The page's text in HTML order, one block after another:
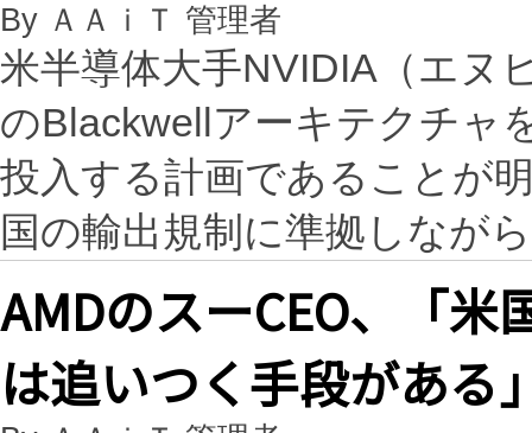
By ＡＡｉＴ 管理者
米半導体大手NVIDIA（エヌ
のBlackwellアーキテクチャ
投入する計画であることが
国の輸出規制に準拠しなが
AMDのスーCEO、「
は追いつく手段がある